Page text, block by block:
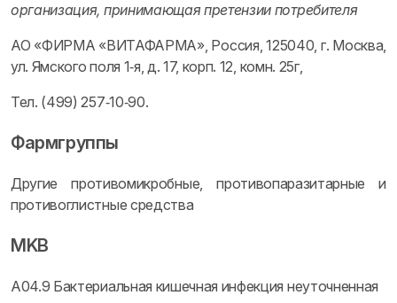
организация, принимающая претензии потребителя
АО «ФИРМА «ВИТАФАРМА», Россия, 125040, г. Москва,
ул. Ямского поля 1‑я, д. 17, корп. 12, комн. 25г,
Тел. (499) 257‑10‑90.
Фармгруппы
Другие противомикробные, противопаразитарные и
противоглистные средства
MKB
A04.9 Бактериальная кишечная инфекция неуточненная